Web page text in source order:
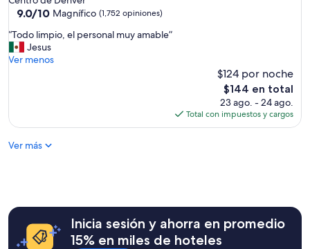
4.0
9.0
10,
Magnífico,
(1,752
9.0/10 Magnífico (1,752 opiniones)
“
T
o
m
i
p
e
“Todo limpio, el personal muy amable”
Jesus
Ver menos
$124 por noche
El
precio
actual
es
$144 en total
23 ago. - 24 ago.
Total con impuestos y cargos
Ver más
Inicia sesión y ahorra en promedio
15% en miles de hoteles